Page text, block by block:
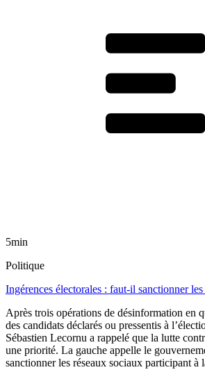
5min
Politique
Ingérences électorales : faut-il sanctionner
Après trois opérations de désinformation en
des candidats déclarés ou pressentis à
Sébastien Lecornu a rappelé que la lutte
une priorité. La gauche appelle le
sanctionner les réseaux sociaux participant à